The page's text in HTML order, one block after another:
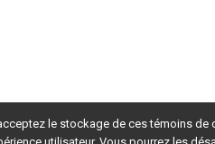
le stockage de ces témoins de